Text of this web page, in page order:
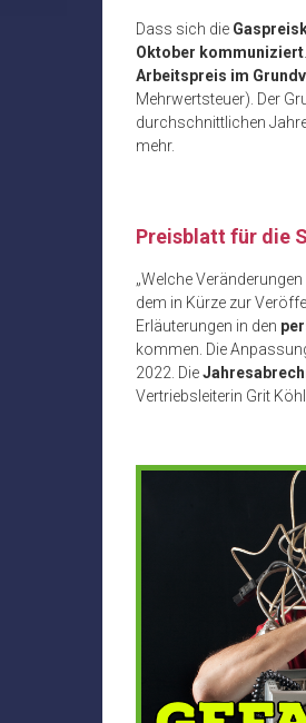
Dass sich die
Oktober kommuniziert
Arbeitspreis im
Mehrwertsteuer). Der
durchschnittlichen
mehr.
Preisblatt für die
„Welche
dem in Kürze zur
Erläuterungen in den
kommen. Die
2022. Die
Vertriebsleiterin Grit